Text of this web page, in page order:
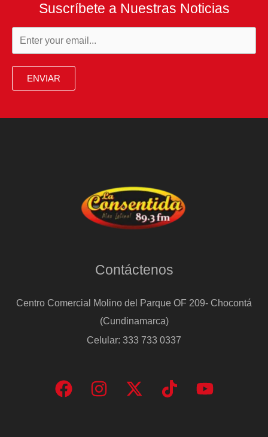
Suscríbete a Nuestras Noticias
ENVIAR
Contáctenos
Centro Comercial Molino del Parque OF 209- Chocontá
(Cundinamarca)
Celular: 333 733 0337